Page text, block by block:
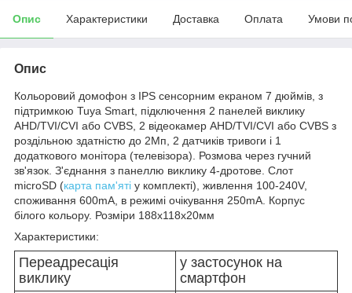
Опис Характеристики Доставка Оплата Умови
Опис
Кольоровий домофон з IPS сенсорним екраном 7 дюймів, з
підтримкою Tuya Smart, підключення 2 панелей виклику
AHD/TVI/CVI або CVBS, 2 відеокамер AHD/TVI/CVI або CVBS з
роздільною здатністю до 2Мп, 2 датчиків тривоги і 1
додаткового монітора (телевізора). Розмова через гучний
зв'язок. З'єднання з панеллю виклику 4-дротове. Слот
microSD (карта пам'яті у комплекті), живлення 100-240V,
споживання 600mA, в режимі очікування 250mA. Корпус
білого кольору. Розміри 188x118x20мм
Характеристики:
Переадресація
виклику
у застосунок на
смартфон